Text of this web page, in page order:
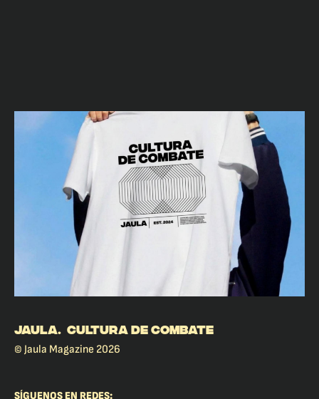
JAULA. CULTURA DE COMBATE
© Jaula Magazine 2026
SÍGUENOS EN REDES: